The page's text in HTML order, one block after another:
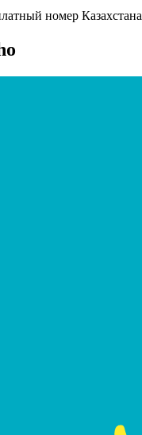
номер Казахстана